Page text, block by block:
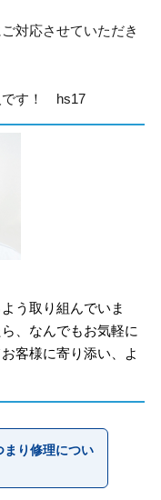
対応させていただき
です！ hs17
う取り組んでいま
、なんでもお気軽に
客様に寄り添い、よ
まり修理につい